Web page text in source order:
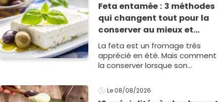
Feta entamée : 3 méthodes
qui changent tout pour la
conserver au mieux et
qu’elle ne devienne pas
sèche !
La feta est un fromage très
apprécié en été. Mais comment
la conserver lorsque son
dévoile trois méthodes qui vont
vous1Le 08/08/2026